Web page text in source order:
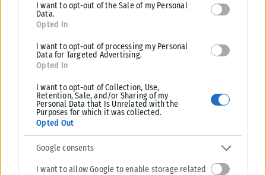
I want to opt-out of the Sale of my Personal
Data.
Opted In
I want to opt-out of processing my Personal
Data for Targeted Advertising.
Opted In
I want to opt-out of Collection, Use,
Retention, Sale, and/or Sharing of my
Personal Data that Is Unrelated with the
Purposes for which it was collected.
Opted Out
Google consents
I want to allow Google to enable storage related
ΣΕ ΠΡΏΤΟ ΠΛΆΝΟ
Που αποδίδει ο πρόεδρος του Ευρωπαϊκού οργανισμού για
την υγεία και την ασφάλεια στην εργασία, Ανδρέας
Στοϊμενίδης τον υψηλό αριθμό δυστυχημάτων
Το 2025 η χώρα μας σημείωσε αρνητικό ρεκόρ τετραετίας στα εργατικά